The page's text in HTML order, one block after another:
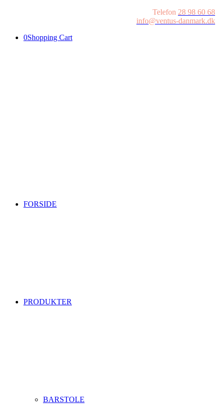
Telefon 28 98 60 68
info@ventus-danmark.dk
0Shopping Cart
FORSIDE
PRODUKTER
BARSTOLE